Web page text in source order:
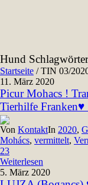
Hund
Startseite /TIN 03/
11. März 2020
Picur Mohacs !
Tierhilfe
Von KontaktIn 2020,
Mohács, vermittelt,
23
Weiterlesen
5. März 2020